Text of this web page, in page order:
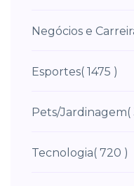
Negócios e
Esportes( 1475 )
Pets/Jardinagem(
Tecnologia( 720 )